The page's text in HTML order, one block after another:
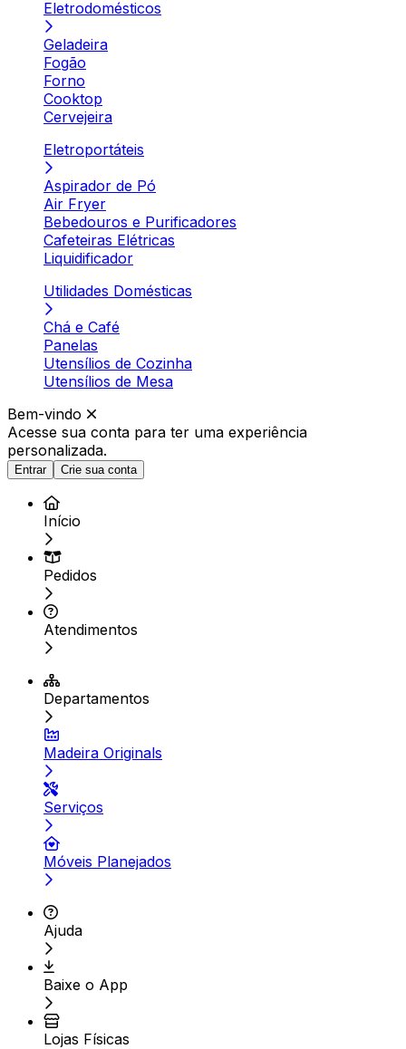
Eletrodomésticos
Geladeira
Fogão
Forno
Cooktop
Cervejeira
Eletroportáteis
Aspirador de Pó
Air Fryer
Bebedouros e Purificadores
Cafeteiras Elétricas
Liquidificador
Utilidades Domésticas
Chá e Café
Panelas
Utensílios de Cozinha
Utensílios de Mesa
Bem-vindo
Acesse sua conta para ter uma experiência
personalizada.
Entrar Crie sua conta
Início
Pedidos
Atendimentos
Departamentos
Madeira Originals
Serviços
Móveis Planejados
Ajuda
Baixe o App
Lojas Físicas